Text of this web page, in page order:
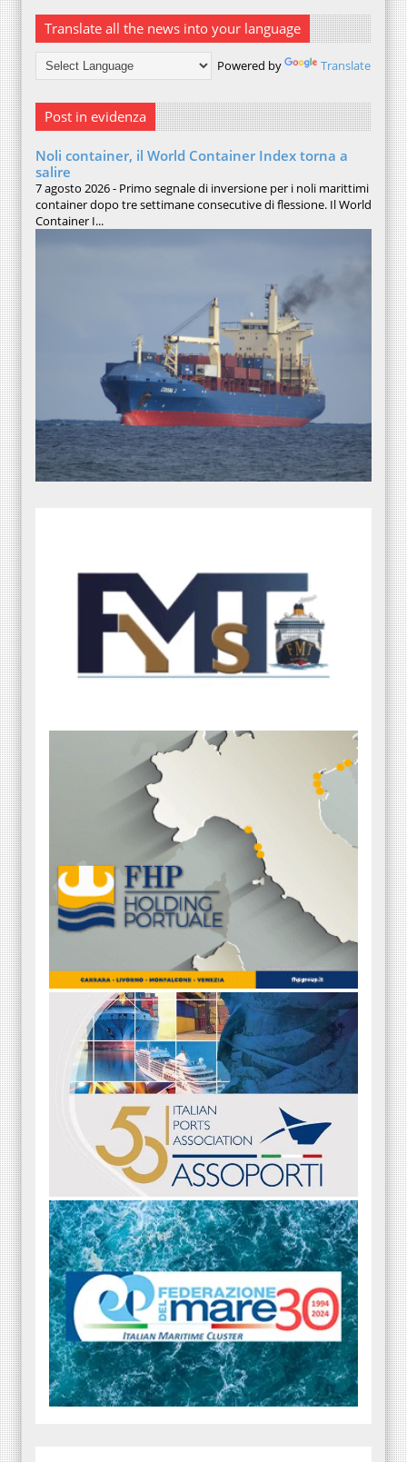
Translate all the news into your language
Powered by Translate
Post in evidenza
Noli container, il World Container Index torna a
salire
7 agosto 2026 - Primo segnale di inversione per i noli marittimi
container dopo tre settimane consecutive di flessione. Il World
Container I...